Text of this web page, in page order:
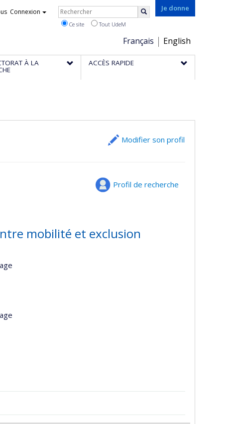
Je donne
Choix
de
la
Français English
Connexion Rechercher
Ce site Tout UdeM
À LA ACCÈS RAPIDE
Modifier son profil
Profil de recherche
mobilité et exclusion